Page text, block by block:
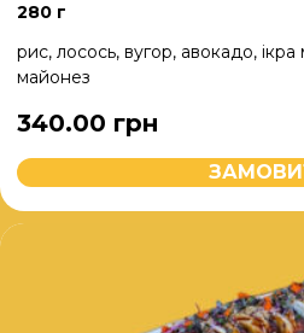
280 г
рис, лосось, вугор, авокадо,
майонез
340.00 грн